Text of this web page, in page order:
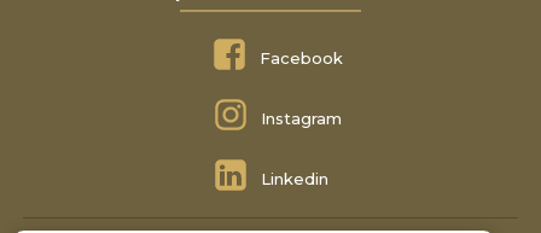
Facebook
Instagram
Linkedin